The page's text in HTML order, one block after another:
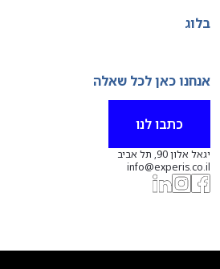
בלוג
אנחנו כאן לכל שאלה
כתבו לנו
יגאל אלון 90, תל אביב
info@experis.co.il